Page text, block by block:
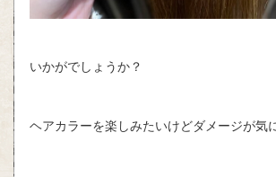
いかがでしょうか？
ヘアカラーを楽しみたいけどダメージが気